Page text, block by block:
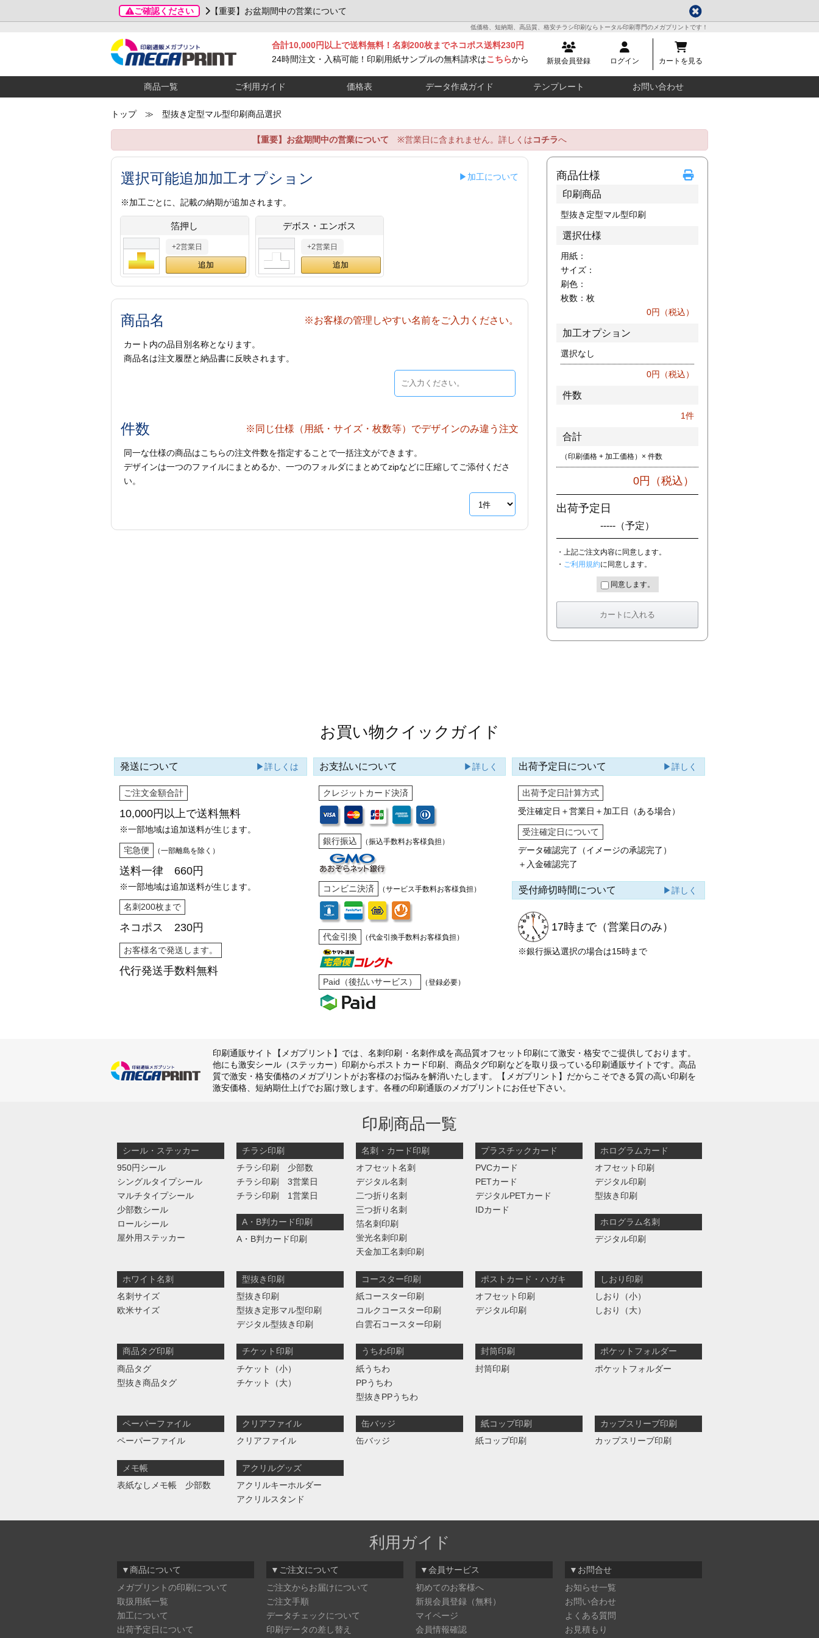
ご確認ください 【重要】お盆期間中の営業について
低価格、短納期、高品質、格安チラシ印刷ならトータル印刷専門のメガプリントです！
新規会員登録 ログイン カートを見る
合計10,000円以上で送料無料！名刺200枚までネコポス送料230円
24時間注文・入稿可能！印刷用紙サンプルの無料請求はこちらから
商品一覧 ご利用ガイド 価格表 データ作成ガイド テンプレート お問い合わせ
トップ≫ 型抜き定型マル型印刷商品選択
【重要】お盆期間中の営業について ※営業日に含まれません。詳しくはコチラへ
選択可能追加加工オプション ▶加工について
※加工ごとに、記載の納期が追加されます。
箔押し
+2営業日
デボス・エンボス
+2営業日
商品名 ※お客様の管理しやすい名前をご入力ください。
カート内の品目別名称となります。
商品名は注文履歴と納品書に反映されます。
件数 ※同じ仕様（用紙・サイズ・枚数等）でデザインのみ違う注文
同一な仕様の商品はこちらの注文件数を指定することで一括注文ができます。
デザインは一つのファイルにまとめるか、一つのフォルダにまとめてzipなどに圧縮してご添付くださ
い。
商品仕様
印刷商品
型抜き定型マル型印刷
選択仕様
用紙：
サイズ：
刷色：
枚数： 枚
0円（税込）
加工オプション
選択なし
0円（税込）
件数
1件
合計
（印刷価格 + 加工価格）× 件数
0円（税込）
出荷予定日
----- （予定）
・上記ご注文内容に同意します。
・ ご利用規約に同意します。
同意します。
お買い物クイックガイド
発送について ▶詳しくは
ご注文金額合計
10,000円以上で送料無料
※一部地域は追加送料が生じます。
宅急便 （一部離島を除く）
送料一律 660円
※一部地域は追加送料が生じます。
名刺200枚まで
ネコポス 230円
お客様名で発送します。
代行発送手数料無料
お支払いについて ▶詳しく
クレジットカード決済
銀行振込 （振込手数料お客様負担）
コンビニ決済 （サービス手数料お客様負担）
代金引換 （代金引換手数料お客様負担）
Paid（後払いサービス） （登録必要）
出荷予定日について ▶詳しく
出荷予定日計算方式
受注確定日＋営業日＋加工日（ある場合）
受注確定日について
データ確認完了（イメージの承認完了）
＋入金確認完了
受付締切時間について ▶詳しく
17時まで（営業日のみ）
※銀行振込選択の場合は15時まで
印刷通販サイト【メガプリント】では、名刺印刷・名刺作成を高品質オフセット印刷にて激安・格安でご提供しております。
他にも激安シール（ステッカー）印刷からポストカード印刷、商品タグ印刷などを取り扱っている印刷通販サイトです。高品
質で激安・格安価格のメガプリントがお客様のお悩みを解消いたします。【メガプリント】だからこそできる質の高い印刷を
激安価格、短納期仕上げでお届け致します。各種の印刷通販のメガプリントにお任せ下さい。
印刷商品一覧
シール・ステッカー
950円シール
シングルタイプシール
マルチタイプシール
少部数シール
ロールシール
屋外用ステッカー
チラシ印刷
チラシ印刷 少部数
チラシ印刷 3営業日
チラシ印刷 1営業日
A・B判カード印刷
A・B判カード印刷
名刺・カード印刷
オフセット名刺
デジタル名刺
二つ折り名刺
三つ折り名刺
箔名刺印刷
蛍光名刺印刷
天金加工名刺印刷
プラスチックカード
PVCカード
PETカード
デジタルPETカード
IDカード
ホログラムカード
オフセット印刷
デジタル印刷
型抜き印刷
ホログラム名刺
デジタル印刷
ホワイト名刺
名刺サイズ
欧米サイズ
型抜き印刷
型抜き印刷
型抜き定形マル型印刷
デジタル型抜き印刷
コースター印刷
紙コースター印刷
コルクコースター印刷
白雲石コースター印刷
ポストカード・ハガキ
オフセット印刷
デジタル印刷
しおり印刷
しおり（小）
しおり（大）
商品タグ印刷
商品タグ
型抜き商品タグ
チケット印刷
チケット（小）
チケット（大）
うちわ印刷
紙うちわ
PPうちわ
型抜きPPうちわ
封筒印刷
封筒印刷
ポケットフォルダー
ポケットフォルダー
ペーパーファイル
ペーパーファイル
クリアファイル
クリアファイル
缶バッジ
缶バッジ
紙コップ印刷
紙コップ印刷
カップスリーブ印刷
カップスリーブ印刷
メモ帳
表紙なしメモ帳 少部数
アクリルグッズ
アクリルキーホルダー
アクリルスタンド
利用ガイド
▼商品について
メガプリントの印刷について
取扱用紙一覧
加工について
出荷予定日について
▼ご注文について
ご注文からお届けについて
ご注文手順
データチェックについて
印刷データの差し替え
▼会員サービス
初めてのお客様へ
新規会員登録（無料）
マイページ
会員情報確認
▼お問合せ
お知らせ一覧
お問い合わせ
よくある質問
お見積もり